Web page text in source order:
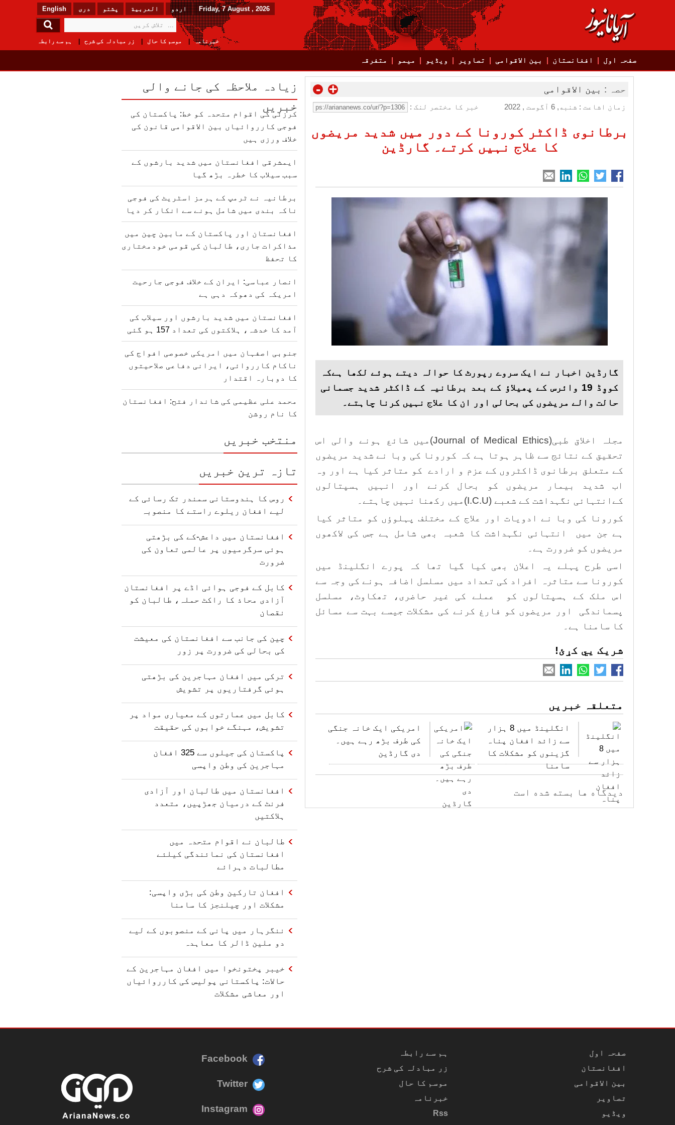
English دری پشتو العربیة اردو Friday, 7 August , 2026
ہم سے رابطہ زر مبادلہ کی شرح موسم کا حال خبرنامہ
صفحہ اول افغانستان بین الاقوامی تصاویر ویڈیو میمو متفرقہ
حصہ : بین الاقوامی - +
زمان اشاعت : شنبه, 6 آگوست , 2022 خبر کا مختصر لنک :
برطانوی ڈاکٹر کورونا کے دور میں شدید مریضوں
کا علاج نہیں کرتے۔ گارڈین
گارڈین اخبار نے ایک سروے رپورٹ کا حوالہ دیتے ہوئے لکھا ہےکہ
کووِڈ 19 وائرس کے پھیلاؤ کے بعد برطانیہ کے ڈاکٹر شدید جسمانی
حالت والے مریضوں کی بحالی اور ان کا علاج نہیں کرنا چاہتے۔
مجلہ اخلاق طبی(Journal of Medical Ethics)میں شائع ہونے والی اس
تحقیق کے نتائج سے ظاہر ہوتا ہے کہ کورونا کی وبا نے شدید مریضوں
کے متعلق برطانوی ڈاکٹروں کے عزم و ارادے کو متاثر کیا ہے اور وہ
اب شدید بیمار مریضوں کو بحال کرنے اور انہیں ہسپتالوں
کےانتہائی نگہداشت کے شعبے (I.C.U)میں رکھنا نہیں چاہتے۔
کورونا کی وبا نے ادویات اور علاج کے مختلف پہلوؤں کو متاثر کیا
ہے جن میں انتہائی نگہداشت کا شعبہ بھی شامل ہے جس کی لاکھوں
مریضوں کو ضرورت ہے۔
اسی طرح پہلے یہ اعلان بھی کیا گیا تھا کہ پورے انگلینڈ میں
کورونا سے متاثرہ افراد کی تعداد میں مسلسل اضافہ ہونے کی وجہ سے
اس ملک کے ہسپتالوں کو عملے کی غیر حاضری، تھکاوٹ، مسلسل
پسماندگی اور مریضوں کو فارغ کرنے کی مشکلات جیسے بہت سے مسائل
کا سامنا ہے۔
شریک یي کړئ!
متعلقہ خبریں
انگلینڈ میں 8 ہزار
سے زائد افغان پناہ
گزینوں کو مشکلات کا
سامنا
امریکی ایک خانہ جنگی
کی طرف بڑھ رہے ہیں۔
دی گارڈین
دیدگاه ها بسته شده است
زیادہ ملاحظہ کی جانے والی
خبریں
کرزئی کی اقوام متحدہ کو خط: پاکستان کی
فوجی کارروائیاں بین الاقوامی قانون کی
خلاف ورزی ہیں
ایمشرقی افغانستان میں شدید بارشوں کے
سبب سیلاب کا خطرہ بڑھ گیا
برطانیہ نے ٹرمپ کے ہرمز اسٹریٹ کی فوجی
ناکہ بندی میں شامل ہونے سے انکار کر دیا
افغانستان اور پاکستان کے مابین چین میں
مذاکرات جاری، طالبان کی قومی خودمختاری
کا تحفظ
انصار عباسی: ایران کے خلاف فوجی جارحیت
امریکہ کی دھوکہ دہی ہے
افغانستان میں شدید بارشوں اور سیلاب کی
آمد کا خدشہ، ہلاکتوں کی تعداد 157 ہو گئی
جنوبی اصفہان میں امریکی خصوصی افواج کی
ناکام کارروائی، ایرانی دفاعی صلاحیتوں
کا دوبارہ اقتدار
محمد علی عظیمی کی شاندار فتح: افغانستان
کا نام روشن
منتخب خبریں
تازہ ترین خبریں
روس کا ہندوستانی سمندر تک رسائی کے
لیے افغان ریلوے راستے کا منصوبہ
افغانستان میں داعش-کے کی بڑھتی
ہوئی سرگرمیوں پر عالمی تعاون کی
ضرورت
کابل کے فوجی ہوائی اڈے پر افغانستان
آزادی محاذ کا راکٹ حملہ، طالبان کو
نقصان
چین کی جانب سے افغانستان کی معیشت
کی بحالی کی ضرورت پر زور
ترکی میں افغان مہاجرین کی بڑھتی
ہوئی گرفتاریوں پر تشویش
کابل میں عمارتوں کے معیاری مواد پر
تشویش، مہنگے خوابوں کی حقیقت
پاکستان کی جیلوں سے 325 افغان
مہاجرین کی وطن واپسی
افغانستان میں طالبان اور آزادی
فرنٹ کے درمیان جھڑپیں، متعدد
ہلاکتیں
طالبان نے اقوام متحدہ میں
افغانستان کی نمائندگی کیلئے
مطالبات دہرائے
افغان تارکین وطن کی بڑی واپسی:
مشکلات اور چیلنجز کا سامنا
ننگرہار میں پانی کے منصوبوں کے لیے
دو ملین ڈالر کا معاہدہ
خیبر پختونخوا میں افغان مہاجرین کے
حالات: پاکستانی پولیس کی کارروائیاں
اور معاشی مشکلات
Facebook
Twitter
Instagram
ہم سے رابطہ
زر مبادلہ کی شرح
موسم کا حال
خبرنامہ
Rss
صفحہ اول
افغانستان
بین الاقوامی
تصاویر
ویڈیو